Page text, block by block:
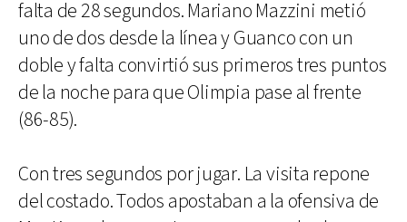
falta de 28 segundos. Mariano Mazzini metió
uno de dos desde la línea y Guanco con un
doble y falta convirtió sus primeros tres puntos
de la noche para que Olimpia pase al frente
(86-85).
Con tres segundos por jugar. La visita repone
del costado. Todos apostaban a la ofensiva de